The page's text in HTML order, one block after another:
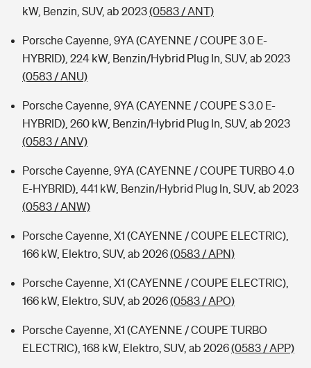
kW, Benzin, SUV, ab 2023(0583 / ANT)
Porsche Cayenne, 9YA (CAYENNE / COUPE 3.0 E-
HYBRID), 224 kW, Benzin/Hybrid Plug In, SUV, ab 2023
(0583 / ANU)
Porsche Cayenne, 9YA (CAYENNE / COUPE S 3.0 E-
HYBRID), 260 kW, Benzin/Hybrid Plug In, SUV, ab 2023
(0583 / ANV)
Porsche Cayenne, 9YA (CAYENNE / COUPE TURBO 4.0
E-HYBRID), 441 kW, Benzin/Hybrid Plug In, SUV, ab 2023
(0583 / ANW)
Porsche Cayenne, X1 (CAYENNE / COUPE ELECTRIC),
166 kW, Elektro, SUV, ab 2026(0583 / APN)
Porsche Cayenne, X1 (CAYENNE / COUPE ELECTRIC),
166 kW, Elektro, SUV, ab 2026(0583 / APO)
Porsche Cayenne, X1 (CAYENNE / COUPE TURBO
ELECTRIC), 168 kW, Elektro, SUV, ab 2026(0583 / APP)